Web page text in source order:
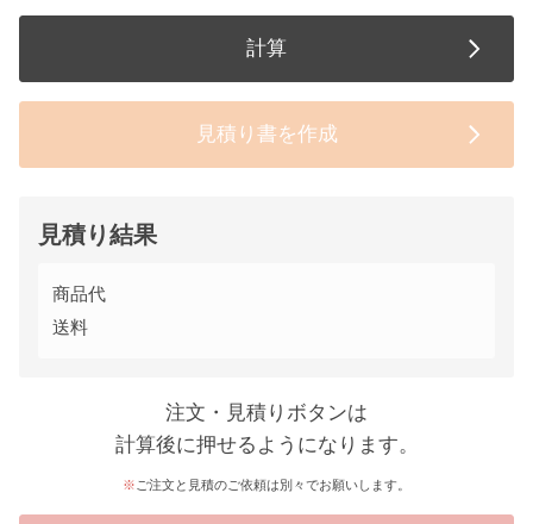
計算
見積り書を作成
見積り結果
商品代
送料
注文・見積りボタンは
計算後に押せるようになります。
ご注文と見積のご依頼は別々でお願いします。